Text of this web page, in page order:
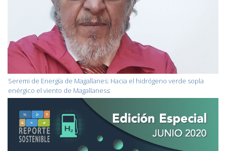
Seremi de Energía de Magallanes: Hacia el hidrógeno verde sopla
enérgico el viento de Magallanes≤